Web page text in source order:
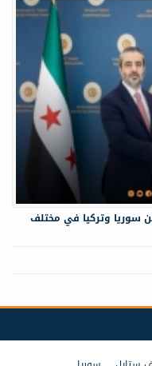
سوريا وتركيا في مختلف